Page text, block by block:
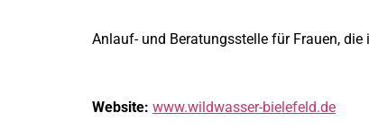
Anlauf- und Beratungsstelle für Frauen,
Website: www.wildwasser-bielefeld.de